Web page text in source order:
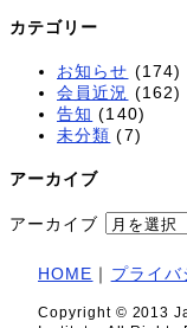
カテゴリー
お知らせ (174)
会員近況 (162)
告知 (140)
未分類 (7)
アーカイブ
アーカイブ
HOME ｜ プライバ
Copyright © 2013